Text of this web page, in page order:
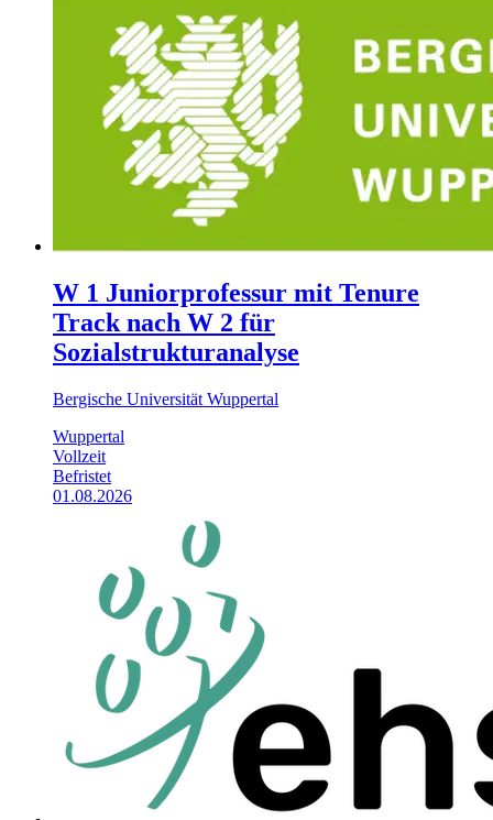
W 1 Juniorprofessur mit Tenure
Track nach W 2 für
Sozialstrukturanalyse
Bergische Universität Wuppertal
Wuppertal
Vollzeit
Befristet
01.08.2026